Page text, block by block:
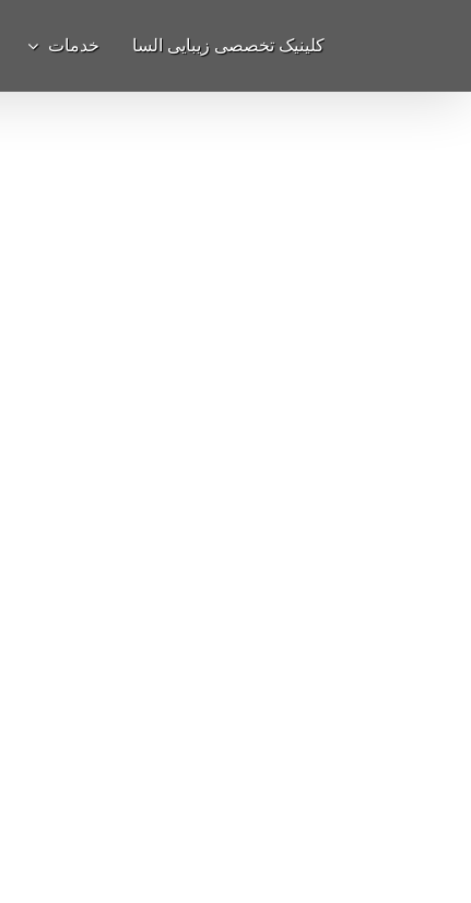
content
کلینیک تخصصی زیبایی السا
خدمات